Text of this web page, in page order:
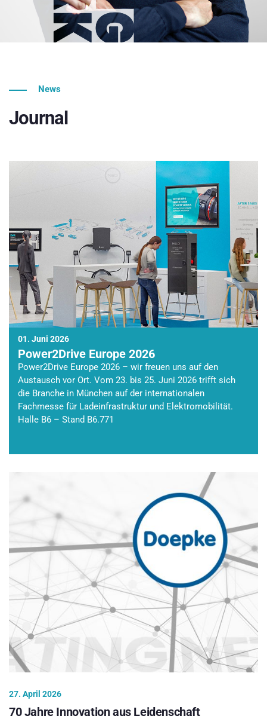
News
Journal
01. Juni 2026
Power2Drive Europe 2026
Power2Drive Europe 2026 – wir freuen uns auf den
Austausch vor Ort. Vom 23. bis 25. Juni 2026 trifft sich
die Branche in München auf der internationalen
Fachmesse für Ladeinfrastruktur und Elektromobilität.
Halle B6 – Stand B6.771
27. April 2026
70 Jahre Innovation aus Leidenschaft